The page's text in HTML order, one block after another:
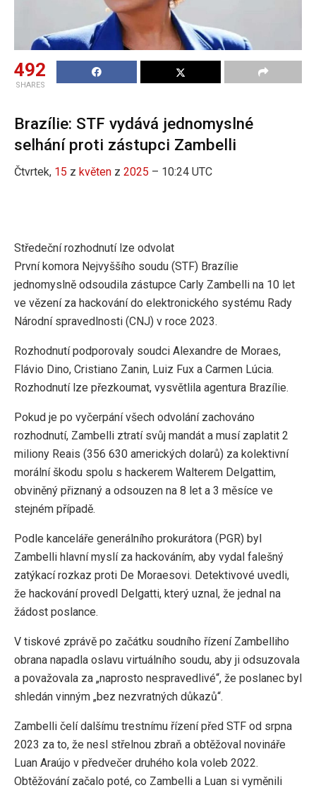
492
SHARES
Brazílie: STF vydává jednomyslné
selhání proti zástupci Zambelli
Čtvrtek, 15 z květen z 2025 – 10:24 UTC
Středeční rozhodnutí lze odvolat
První komora Nejvyššího soudu (STF) Brazílie
jednomyslně odsoudila zástupce Carly Zambelli na 10 let
ve vězení za hackování do elektronického systému Rady
Národní spravedlnosti (CNJ) v roce 2023.
Rozhodnutí podporovaly soudci Alexandre de Moraes,
Flávio Dino, Cristiano Zanin, Luiz Fux a Carmen Lúcia.
Rozhodnutí lze přezkoumat, vysvětlila agentura Brazílie.
Pokud je po vyčerpání všech odvolání zachováno
rozhodnutí, Zambelli ztratí svůj mandát a musí zaplatit 2
miliony Reais (356 630 amerických dolarů) za kolektivní
morální škodu spolu s hackerem Walterem Delgattim,
obviněný přiznaný a odsouzen na 8 let a 3 měsíce ve
stejném případě.
Podle kanceláře generálního prokurátora (PGR) byl
Zambelli hlavní myslí za hackováním, aby vydal falešný
zatýkací rozkaz proti De Moraesovi. Detektivové uvedli,
že hackování provedl Delgatti, který uznal, že jednal na
žádost poslance.
V tiskové zprávě po začátku soudního řízení Zambelliho
obrana napadla oslavu virtuálního soudu, aby ji odsuzovala
a považovala za „naprosto nespravedlivé“, že poslanec byl
shledán vinným „bez nezvratných důkazů“.
Zambelli čelí dalšímu trestnímu řízení před STF od srpna
2023 za to, že nesl střelnou zbraň a obtěžoval novináře
Luan Araújo v předvečer druhého kola voleb 2022.
Obtěžování začalo poté, co Zambelli a Luan si vyměnili